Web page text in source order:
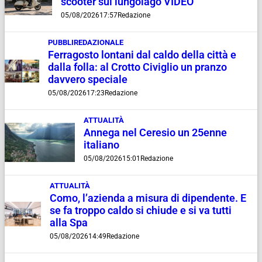
05/08/202617:57Redazione
PUBBLIREDAZIONALE
Ferragosto lontani dal caldo della città e
dalla folla: al Crotto Civiglio un pranzo
davvero speciale
05/08/202617:23 Redazione
ATTUALITÀ
Annega nel Ceresio un 25enne
italiano
05/08/202615:01 Redazione
ATTUALITÀ
Como, l’azienda a misura di dipendente. E
se fa troppo caldo si chiude e si va tutti
alla Spa
05/08/202614:49 Redazione